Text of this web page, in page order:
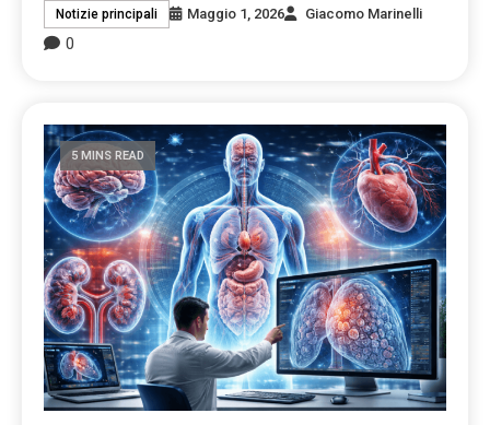
Notizie principali Maggio 1, 2026 Giacomo Marinelli
0
5 MINS READ